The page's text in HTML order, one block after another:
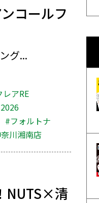
コールフ
グ...
レアRE
#フォルトナ
川湘南店
NUTS×清